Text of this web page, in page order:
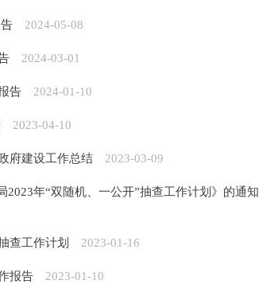
2024-05-08
2024-03-01
告 2024-01-10
2023-04-10
府建设工作总结 2023-03-09
年“双随机、一公开”抽查工作计划》的通知
查工作计划 2023-01-16
报告 2023-01-10